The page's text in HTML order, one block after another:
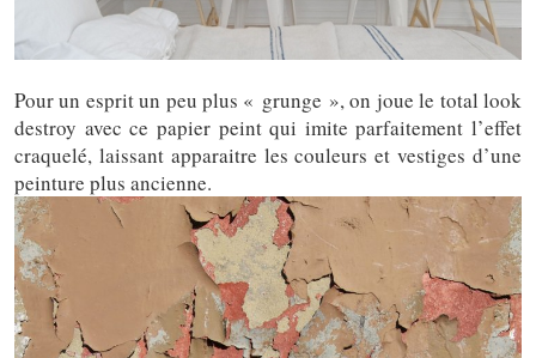
Pour un esprit un peu plus « grunge », on joue le total look
destroy avec ce papier peint qui imite parfaitement l’effet
craquelé, laissant apparaitre les couleurs et vestiges d’une
peinture plus ancienne.